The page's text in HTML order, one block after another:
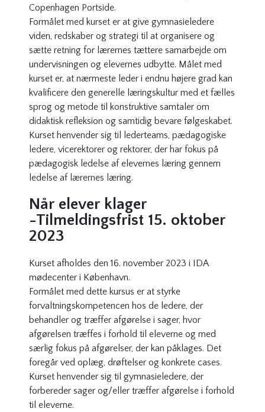
Copenhagen Portside.
Formålet med kurset er at give gymnasieledere
viden, redskaber og strategi til at organisere og
sætte retning for lærernes tættere samarbejde om
undervisningen og elevernes udbytte. Målet med
kurset er, at nærmeste leder i endnu højere grad kan
kvalificere den generelle læringskultur med et fælles
sprog og metode til konstruktive samtaler om
didaktisk refleksion og samtidig bevare følgeskabet.
Kurset henvender sig til lederteams, pædagogiske
ledere, vicerektorer og rektorer, der har fokus på
pædagogisk ledelse af elevernes læring gennem
ledelse af lærernes læring.
Når elever klager
-Tilmeldingsfrist 15. oktober
2023
Kurset afholdes den 16. november 2023 i IDA
mødecenter i København.
Formålet med dette kursus er at styrke
forvaltningskompetencen hos de ledere, der
behandler og træffer afgørelse i sager, hvor
afgørelsen træffes i forhold til eleverne og med
særlig fokus på afgørelser, der kan påklages. Det
foregår ved oplæg, drøftelser og konkrete cases.
Kurset henvender sig til gymnasieledere, der
forbereder sager og/eller træffer afgørelse i forhold
til eleverne.